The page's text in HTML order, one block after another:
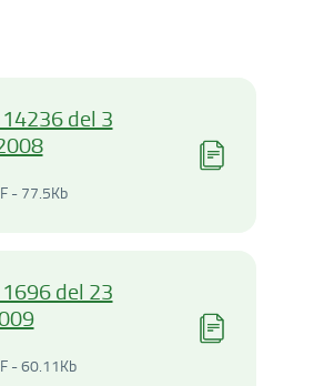
del 3
- 77.5KbDocumento PDF -
del 23
- 60.11KbDocumento PDF -